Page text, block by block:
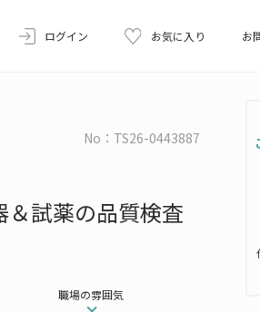
ログイン お気に入り お
No：TS26-0443887
試薬の品質検査
職場の雰囲気